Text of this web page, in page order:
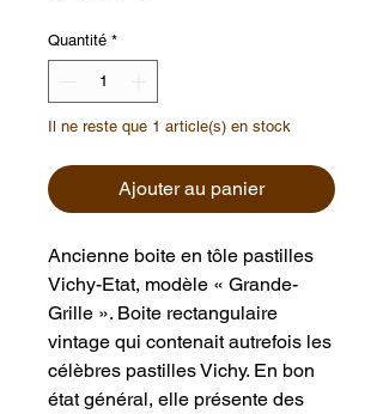
Quantité *
Il ne reste que 1 article(s) en stock
Ajouter au panier
Ancienne boite en tôle pastilles
Vichy-Etat, modèle « Grande-
Grille ». Boite rectangulaire
vintage qui contenait autrefois les
célèbres pastilles Vichy. En bon
état général, elle présente des